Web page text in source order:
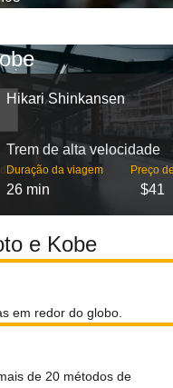
Hikari Shinkansen
Trem de alta velocidade
Duração da viagem
26 min
Preço
$41
e Kobe
em redor do globo.
de 20 métodos de